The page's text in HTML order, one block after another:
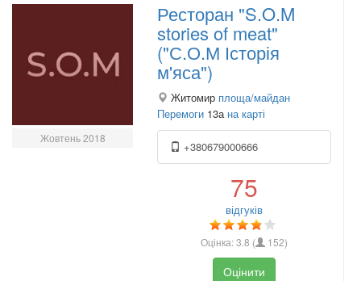
Жовтень 2018
Ресторан "S.O.M
stories of meat"
("С.О.М Історія
м'яса")
Житомир площа/майдан
Перемоги 13а на карті
+380679000666
75
відгуків
Оцінка:3.8 ( 152)
Оцінити